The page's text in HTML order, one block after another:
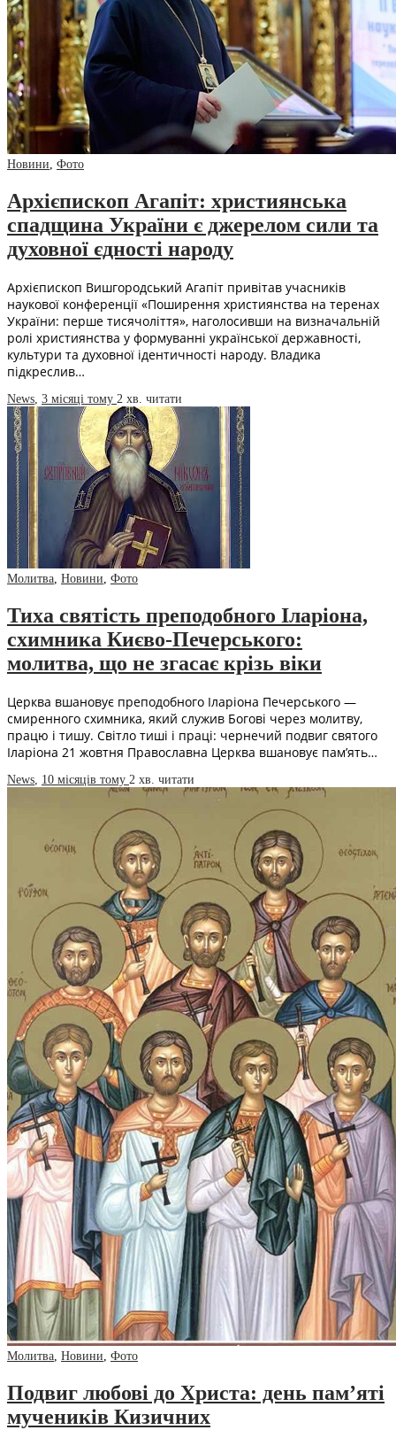
Новини, Фото
Архієпископ Агапіт: християнська
спадщина України є джерелом сили та
духовної єдності народу
Архієпископ Вишгородський Агапіт привітав учасників
наукової конференції «Поширення християнства на теренах
України: перше тисячоліття», наголосивши на визначальній
ролі християнства у формуванні української державності,
культури та духовної ідентичності народу. Владика
підкреслив…
News, 3 місяці тому 2 хв. читати
Молитва, Новини, Фото
Тиха святість преподобного Іларіона,
схимника Києво-Печерського:
молитва, що не згасає крізь віки
Церква вшановує преподобного Іларіона Печерського —
смиренного схимника, який служив Богові через молитву,
працю і тишу. Світло тиші і праці: чернечий подвиг святого
Іларіона 21 жовтня Православна Церква вшановує пам’ять…
News 10 місяців тому 2 хв. читати
Молитва Новини Фото
Подвиг любові до Христа: день пам’яті
мучеників Кизичних